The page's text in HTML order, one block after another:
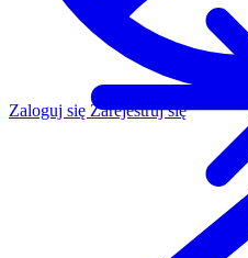
Zaloguj się Zarejestruj się